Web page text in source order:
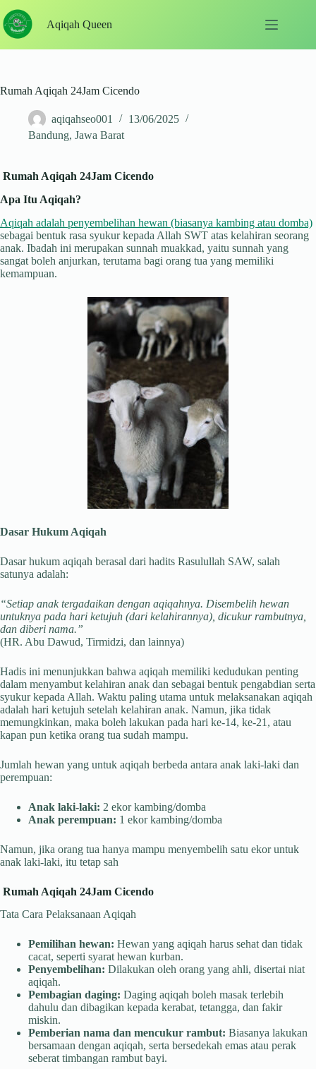
to
content
Aqiqah Queen
Rumah Aqiqah 24Jam Cicendo
aqiqahseo001
13/06/2025
Bandung, Jawa Barat
Rumah Aqiqah 24Jam Cicendo
Apa Itu Aqiqah?
Aqiqah adalah penyembelihan hewan (biasanya kambing atau domba)
sebagai bentuk rasa syukur kepada Allah SWT atas kelahiran seorang
anak. Ibadah ini merupakan sunnah muakkad, yaitu sunnah yang
sangat boleh anjurkan, terutama bagi orang tua yang memiliki
kemampuan.
Dasar Hukum Aqiqah
Dasar hukum aqiqah berasal dari hadits Rasulullah SAW, salah
satunya adalah:
“Setiap anak tergadaikan dengan aqiqahnya. Disembelih hewan
untuknya pada hari ketujuh (dari kelahirannya), dicukur rambutnya,
dan diberi nama.”
(HR. Abu Dawud, Tirmidzi, dan lainnya)
Hadis ini menunjukkan bahwa aqiqah memiliki kedudukan penting
dalam menyambut kelahiran anak dan sebagai bentuk pengabdian serta
syukur kepada Allah. Waktu paling utama untuk melaksanakan aqiqah
adalah hari ketujuh setelah kelahiran anak. Namun, jika tidak
memungkinkan, maka boleh lakukan pada hari ke-14, ke-21, atau
kapan pun ketika orang tua sudah mampu.
Jumlah hewan yang untuk aqiqah berbeda antara anak laki-laki dan
perempuan:
Anak laki-laki: 2 ekor kambing/domba
Anak perempuan: 1 ekor kambing/domba
Namun, jika orang tua hanya mampu menyembelih satu ekor untuk
anak laki-laki, itu tetap sah
Rumah Aqiqah 24Jam Cicendo
Tata Cara Pelaksanaan Aqiqah
Pemilihan hewan: Hewan yang aqiqah harus sehat dan tidak
cacat, seperti syarat hewan kurban.
Penyembelihan: Dilakukan oleh orang yang ahli, disertai niat
aqiqah.
Pembagian daging: Daging aqiqah boleh masak terlebih
dahulu dan dibagikan kepada kerabat, tetangga, dan fakir
miskin.
Pemberian nama dan mencukur rambut: Biasanya lakukan
bersamaan dengan aqiqah, serta bersedekah emas atau perak
seberat timbangan rambut bayi.